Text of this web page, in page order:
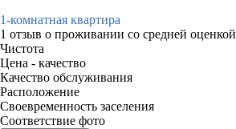
1-комнатная квартира
1 отзыв о проживании со средней оценкой
Чистота
Цена - качество
Качество обслуживания
Расположение
Своевременность заселения
Соответствие фото